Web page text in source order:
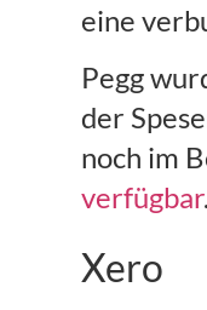
eine
Pegg
der
noch im
verfügbar.
Xero